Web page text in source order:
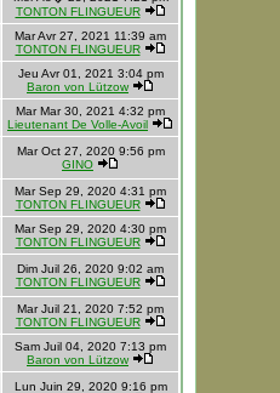
TONTON FLINGUEUR
Mar Avr 27, 2021 11:39 am
TONTON FLINGUEUR
Jeu Avr 01, 2021 3:04 pm
Baron von Lützow
Mar Mar 30, 2021 4:32 pm
Lieutenant De Volle-Avoil
Mar Oct 27, 2020 9:56 pm
GINO
Mar Sep 29, 2020 4:31 pm
TONTON FLINGUEUR
Mar Sep 29, 2020 4:30 pm
TONTON FLINGUEUR
Dim Juil 26, 2020 9:02 am
TONTON FLINGUEUR
Mar Juil 21, 2020 7:52 pm
TONTON FLINGUEUR
Sam Juil 04, 2020 7:13 pm
Baron von Lützow
Lun Juin 29, 2020 9:16 pm